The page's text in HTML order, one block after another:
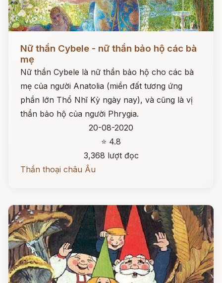
Nữ thần Cybele - nữ thần bảo hộ các bà
mẹ
Nữ thần Cybele là nữ thần bảo hộ cho các bà
mẹ của người Anatolia (miền đất tương ứng
phần lớn Thổ Nhĩ Kỳ ngày nay), và cũng là vị
thần bảo hộ của người Phrygia.
20-08-2020
⭐ 4.8
3,368 lượt đọc
Thần thoại châu Âu